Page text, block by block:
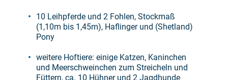
10 Leihpferde und 2 Fohlen, Stockmaß
(1,10m bis 1,45m), Haflinger und (Shetland)
Pony
weitere Hoftiere: einige Katzen, Kaninchen
und Meerschweinchen zum Streicheln und
Füttern, ca. 10 Hühner und 2 Jagdhunde